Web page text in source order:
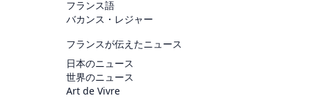
フランス語
バカンス・レジャー
フランスが伝えたニュース
日本のニュース
世界のニュース
Art de Vivre